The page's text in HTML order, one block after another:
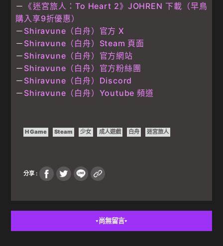
－ 《迷宮旅人：To Heart 2》JOHREN 下載（早鳥
購入享9折優惠）
－ Shiravune（白舟）官方 X
－ Shiravune（白舟）Steam 頁面
－ Shiravune（白舟）官方網站
－ Shiravune（白舟）官方粉絲團
－ Shiravune（白舟）Discord
－ Shiravune（白舟）Youtube 頻道
H Game Steam 少女 成人遊戲 白舟 迷宮旅人
分享 :
▼ 尚無留言▼